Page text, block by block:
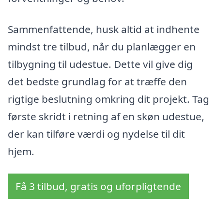
Sammenfattende, husk altid at indhente
mindst tre tilbud, når du planlægger en
tilbygning til udestue. Dette vil give dig
det bedste grundlag for at træffe den
rigtige beslutning omkring dit projekt. Tag
første skridt i retning af en skøn udestue,
der kan tilføre værdi og nydelse til dit
hjem.
Få 3 tilbud, gratis og uforpligtende